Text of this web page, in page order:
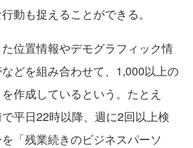
動も捉えることができる。
位置情報やデモグラフィック情
どを組み合わせて、1,000以上の
作成しているという。たとえ
平日22時以降、週に2回以上検
「残業続きのビジネスパーソ